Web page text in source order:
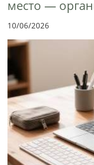
место —
10/06/2026